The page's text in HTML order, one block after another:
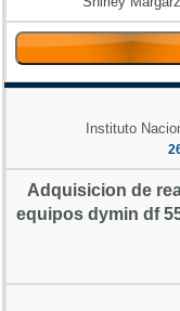
Instituto
Adquisicion de
equipos dymin df